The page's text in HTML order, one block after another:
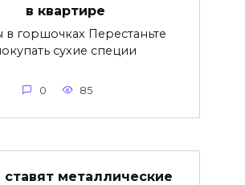
в квартире
в горшочках Перестаньте
сухие специи
0 85
ставят металлические